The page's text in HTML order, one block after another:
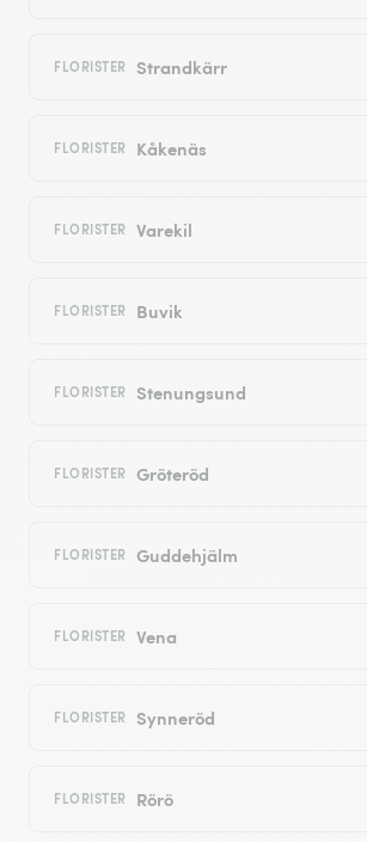
FLORISTER Strandkärr
FLORISTER Kåkenäs
FLORISTER Varekil
FLORISTER Buvik
FLORISTER Stenungsund
FLORISTER Gröteröd
FLORISTER Guddehjälm
FLORISTER Vena
FLORISTER Synneröd
FLORISTER Rörö